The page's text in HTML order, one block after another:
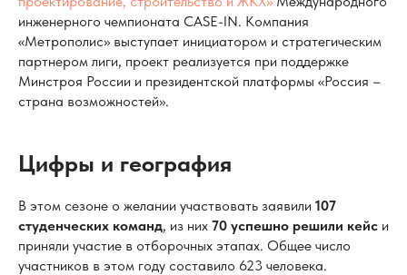
инженерного чемпионата CASE-IN. Компания
«Метрополис» выступает инициатором и стратегическим
партнером лиги, проект реализуется при поддержке
Минстроя России и президентской платформы «Россия –
страна возможностей».
Цифры и география
В этом сезоне о желании участвовать заявили 107
студенческих команд, из них 70 успешно решили кейс и
приняли участие в отборочных этапах. Общее число
участников в этом году составило 623 человека.